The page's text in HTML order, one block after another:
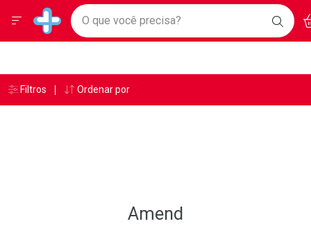
Drogarias Pacheco
Baixe nosso APP e aproveite Ofertas Exclusivas!
BAIXE
O APP
Ir direto para a home
pela página
Ir direto para o conteúdo
Ir direto para a busca
Ir direto para a ajuda
Ir direto para a notificações
Faça a sua busca
O que você precisa?
Menu
Breadcrumb
Drogarias Pacheco Amend
Amend
Âncoras
Filtros Ordenar por